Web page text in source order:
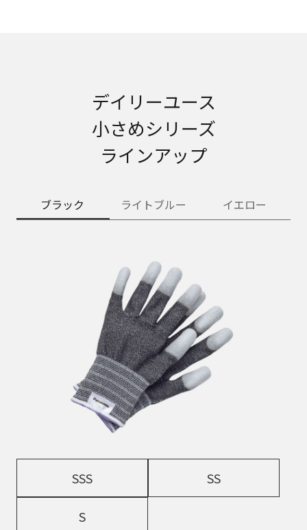
デイリーユース
小さめシリーズ
ラインアップ
ブラック ライトブルー イエロー
SSS SS
S